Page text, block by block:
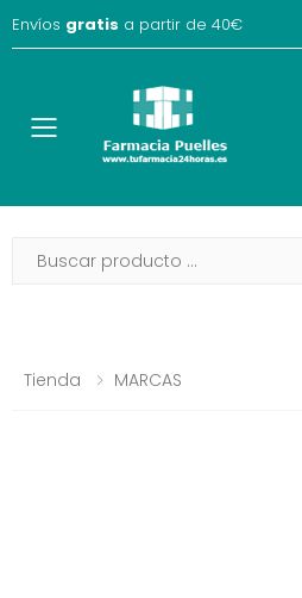
Envíos gratis a partir de 40€
Toggle
Tienda MARCAS